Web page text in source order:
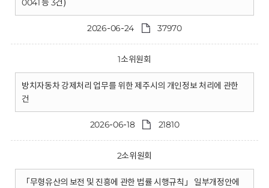
0041 등 3건)
2026-06-24 37970
1소위원회
방치자동차 강제처리 업무를 위한 제주시의 개인정보 처리에 관한
건
2026-06-18 21810
2소위원회
「무형유산의 보전 및 진흥에 관한 법률 시행규칙」 일부개정안에